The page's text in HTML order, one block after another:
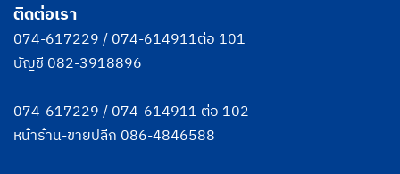
ติดต่อเรา
074-617229/074-614911ต่อ 101
บัญชี 082-3918896
074-617229/074-614911 ต่อ 102
หน้าร้าน-ขายปลีก 086-4846588